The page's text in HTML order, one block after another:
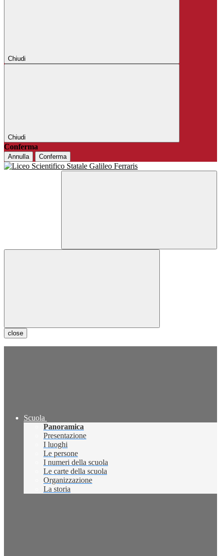
Chiudi
Chiudi
Conferma
Annulla Conferma
close
Scuola
Panoramica
Presentazione
I luoghi
Le persone
I numeri della scuola
Le carte della scuola
Organizzazione
La storia